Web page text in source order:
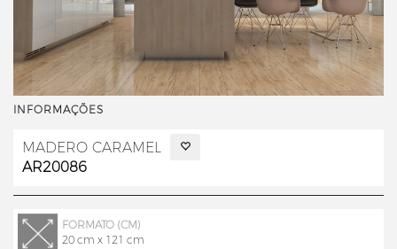
INFORMAÇÕES
MADERO CARAMEL
AR20086
FORMATO (CM)
20 cm x 121 cm